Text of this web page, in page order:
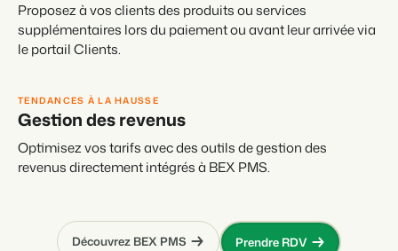
Proposez à vos clients des produits ou services
supplémentaires lors du paiement ou avant leur arrivée via
le portail Clients.
TENDANCES À LA HAUSSE
Gestion des revenus
Optimisez vos tarifs avec des outils de gestion des
revenus directement intégrés à BEX PMS.
Prendre RDV
Découvrez BEX PMS